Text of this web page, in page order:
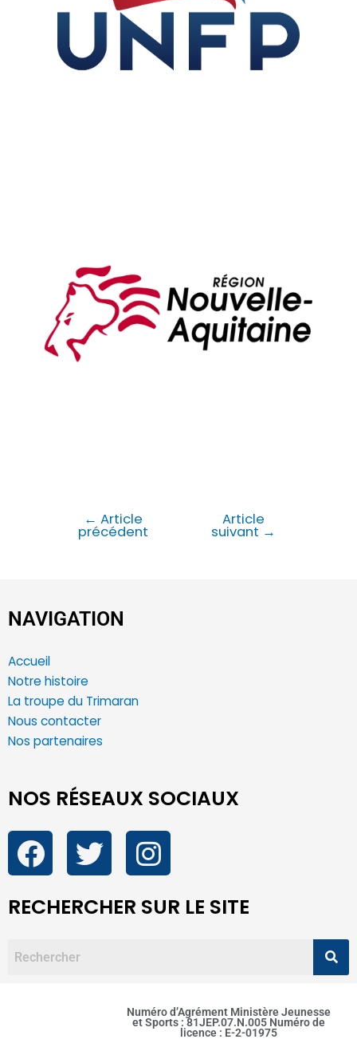
← Article
précédent
Article
suivant →
NAVIGATION
Accueil
Notre histoire
La troupe du Trimaran
Nous contacter
Nos partenaires
NOS RÉSEAUX SOCIAUX
RECHERCHER SUR LE SITE
Numéro d’Agrément Ministère Jeunesse
et Sports : 81JEP.07.N.005 Numéro de
licence : E-2-01975